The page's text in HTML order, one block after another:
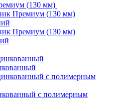
(130 мм)
Премиум (130 мм)
Премиум (130 мм)
с полимерным